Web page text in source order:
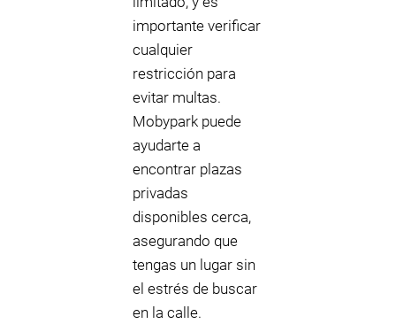
importante verificar
cualquier
restricción para
evitar multas.
Mobypark puede
ayudarte a
encontrar plazas
privadas
disponibles cerca,
asegurando que
tengas un lugar sin
el estrés de buscar
en la calle.